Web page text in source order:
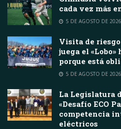
cada vez más
5 DE AGOSTO DE 2026
Visita de riesgo
juega el
porque está
5 DE AGOSTO DE 2026
La Legislatura
«Desafío ECO
competencia
eléctricos